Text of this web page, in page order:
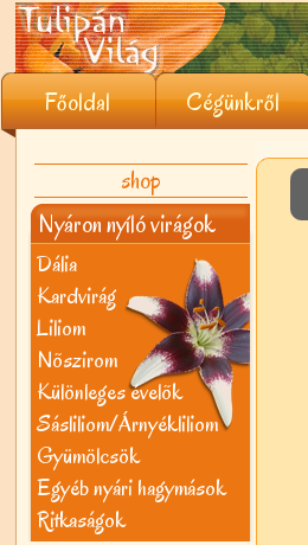
Főoldal Cégünkről
shop
Nyáron nyíló virágok
Dália
Kardvirág
Liliom
Nõszirom
Különleges évelõk
Sásliliom/Árnyékliliom
Gyümölcsök
Egyéb nyári hagymások
Ritkaságok